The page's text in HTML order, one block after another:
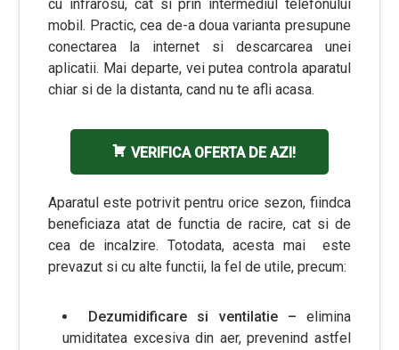
cu infrarosu, cat si prin intermediul telefonului
mobil. Practic, cea de-a doua varianta presupune
conectarea la internet si descarcarea unei
aplicatii. Mai departe, vei putea controla aparatul
chiar si de la distanta, cand nu te afli acasa.
VERIFICA OFERTA DE AZI!
Aparatul este potrivit pentru orice sezon, fiindca
beneficiaza atat de functia de racire, cat si de
cea de incalzire. Totodata, acesta mai este
prevazut si cu alte functii, la fel de utile, precum:
Dezumidificare si ventilatie – elimina
umiditatea excesiva din aer, prevenind astfel